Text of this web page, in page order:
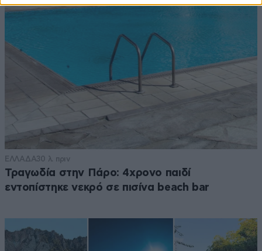
ΕΛΛΑΔΑ30 λ. πριν
Τραγωδία στην Πάρο: 4χρονο παιδί
εντοπίστηκε νεκρό σε πισίνα beach bar